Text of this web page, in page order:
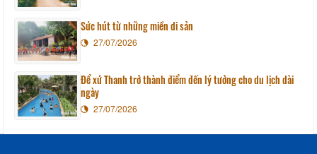
Sức hút từ những miền di sản
27/07/2026
Để xứ Thanh trở thành điểm đến lý tưởng cho du lịch dài
ngày
27/07/2026